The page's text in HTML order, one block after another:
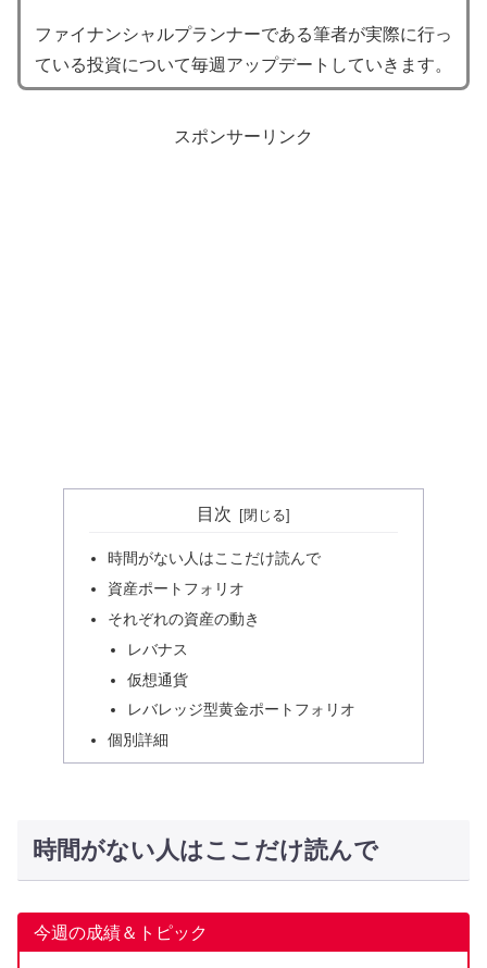
ファイナンシャルプランナーである筆者が実際に行っ
ている投資について毎週アップデートしていきます。
スポンサーリンク
目次
時間がない人はここだけ読んで
資産ポートフォリオ
それぞれの資産の動き
レバナス
仮想通貨
レバレッジ型黄金ポートフォリオ
個別詳細
時間がない人はここだけ読んで
今週の成績＆トピック